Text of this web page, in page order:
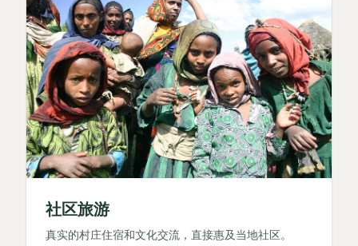
社区旅游
真实的村庄住宿和文化交流，直接惠及当地社区。